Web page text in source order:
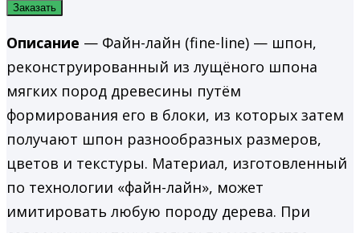
Заказать
Описание — Файн-лайн (fine-line) — шпон,
реконструированный из лущёного шпона
мягких пород древесины путём
формирования его в блоки, из которых затем
получают шпон разнообразных размеров,
цветов и текстуры. Материал, изготовленный
по технологии «файн-лайн», может
имитировать любую породу дерева. При